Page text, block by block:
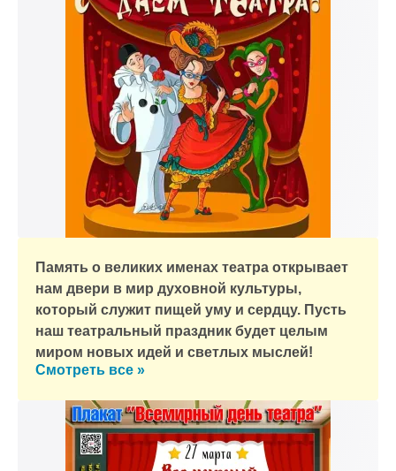
Память о великих именах театра открывает
нам двери в мир духовной культуры,
который служит пищей уму и сердцу. Пусть
наш театральный праздник будет целым
миром новых идей и светлых мыслей!
Смотреть все »
пришлем поздравление!